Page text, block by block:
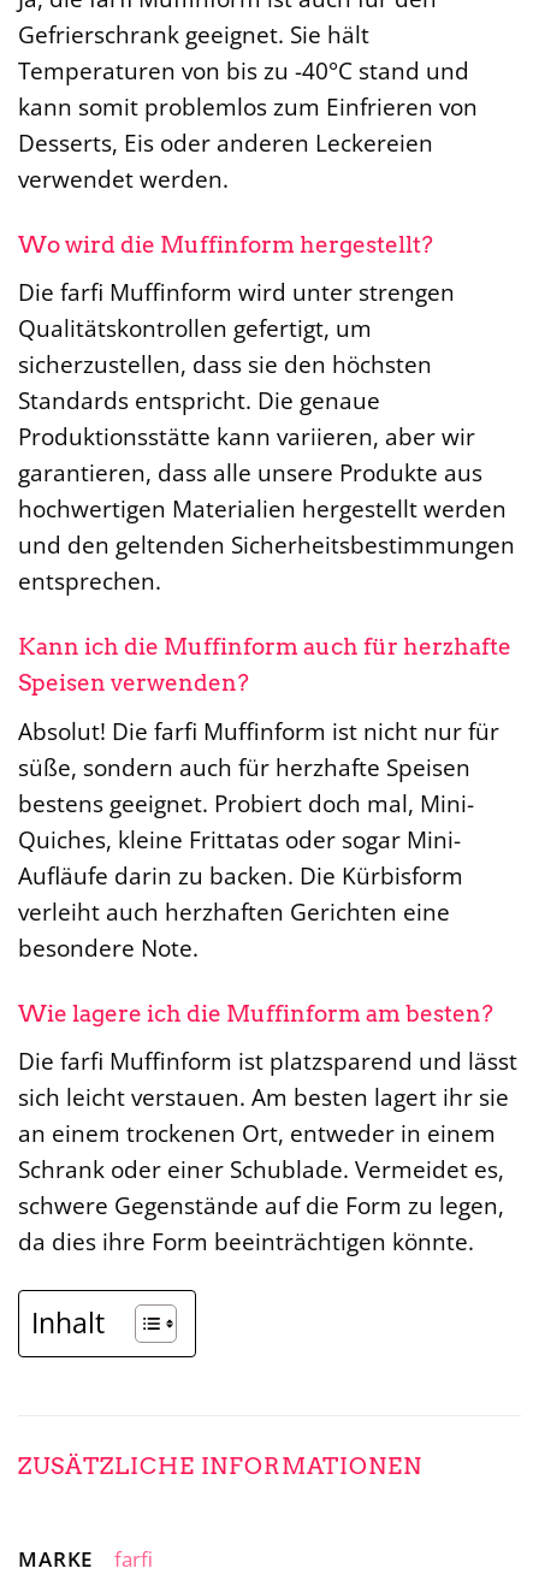
Gefrierschrank geeignet. Sie hält
Temperaturen von bis zu -40°C stand und
kann somit problemlos zum Einfrieren von
Desserts, Eis oder anderen Leckereien
verwendet werden.
Wo wird die Muffinform hergestellt?
Die farfi Muffinform wird unter strengen
Qualitätskontrollen gefertigt, um
sicherzustellen, dass sie den höchsten
Standards entspricht. Die genaue
Produktionsstätte kann variieren, aber wir
garantieren, dass alle unsere Produkte aus
hochwertigen Materialien hergestellt werden
und den geltenden Sicherheitsbestimmungen
entsprechen.
Kann ich die Muffinform auch für herzhafte
Speisen verwenden?
Absolut! Die farfi Muffinform ist nicht nur für
süße, sondern auch für herzhafte Speisen
bestens geeignet. Probiert doch mal, Mini-
Quiches, kleine Frittatas oder sogar Mini-
Aufläufe darin zu backen. Die Kürbisform
verleiht auch herzhaften Gerichten eine
besondere Note.
Wie lagere ich die Muffinform am besten?
Die farfi Muffinform ist platzsparend und lässt
sich leicht verstauen. Am besten lagert ihr sie
an einem trockenen Ort, entweder in einem
Schrank oder einer Schublade. Vermeidet es,
schwere Gegenstände auf die Form zu legen,
da dies ihre Form beeinträchtigen könnte.
Inhalt
ZUSÄTZLICHE INFORMATIONEN
MARKE farfi